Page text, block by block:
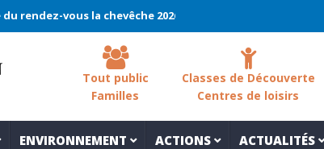
vous la chevêche 2026 ! La chevêche – samedi 7
Tout public
Familles
Classes de Découverte
Centres de loisirs
ENVIRONNEMENT ACTIONS ACTUALITÉS